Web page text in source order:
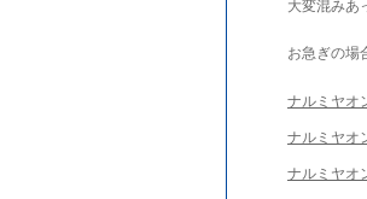
大変混みあ
お急ぎの場
ナルミヤオ
ナルミヤオ
ナルミヤオ